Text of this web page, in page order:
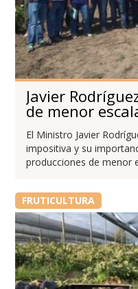
Javier
de menor
El Ministro Javier
impositiva y su
producciones de menor
FRUTICULTURA